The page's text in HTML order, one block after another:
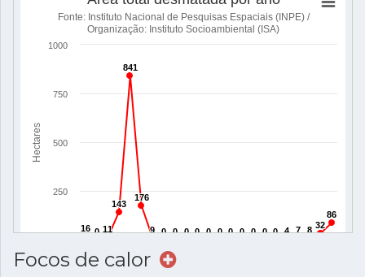
Focos de calor